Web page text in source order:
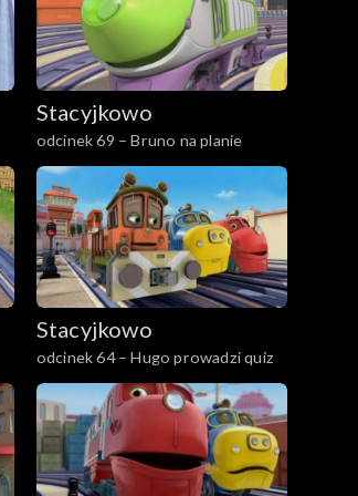
Stacyjkowo
odcinek 69 – Bruno na planie
Stacyjkowo
odcinek 64 – Hugo prowadzi quiz